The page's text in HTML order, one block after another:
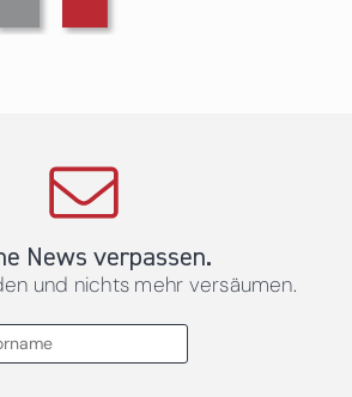
News verpassen.
und nichts mehr versäumen.